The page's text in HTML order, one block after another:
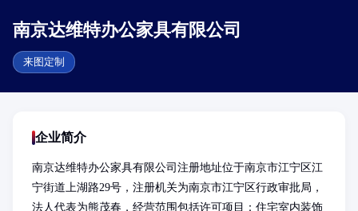
南京达维特办公家具有限公司
来图定制
企业简介
南京达维特办公家具有限公司注册地址位于南京市江宁区江
宁街道上湖路29号，注册机关为南京市江宁区行政审批局，
法人代表为熊茂春，经营范围包括许可项目：住宅室内装饰